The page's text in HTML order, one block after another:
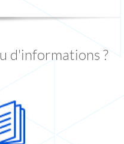
d'informations ?